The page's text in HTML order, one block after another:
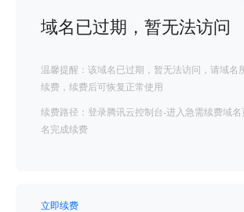
域名已过期，暂无法访问
温馨提醒：该域名已过期，暂无法访问，请域名
续费，续费后可恢复正常使用
续费路径：登录腾讯云控制台-进入急需续费域
名完成续费
立即续费